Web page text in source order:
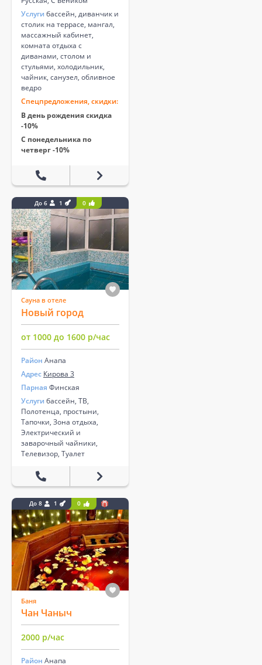
Услуги бассейн, диванчик и
столик на террасе, мангал,
массажный кабинет,
кoмната отдыхa с
диванами, cтoлом и
стульями, холодильник,
чайник, санузeл, обливное
ведро
Спецпредложения, скидки:
В день рождения скидка
-10%
С понедельника по
четверг -10%
До 6 1 0
Сауна в отеле
Новый город
от 1000 до 1600 р/час
Район Анапа
Адрес Кирова 3
Парная Финская
Услуги бассейн, ТВ,
Полотенца, простыни,
Тапочки, Зона отдыха,
Электрический и
заварочный чайники,
Телевизор, Туалет
До 8 1 0
Баня
Чан Чаныч
2000 р/час
Район Анапа